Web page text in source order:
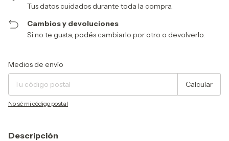
Tus datos cuidados durante toda la compra.
Cambios y devoluciones
Si no te gusta, podés cambiarlo por otro o devolverlo.
Entregas para el CP:
Medios de envío
Calcular
No sé mi código postal
Descripción